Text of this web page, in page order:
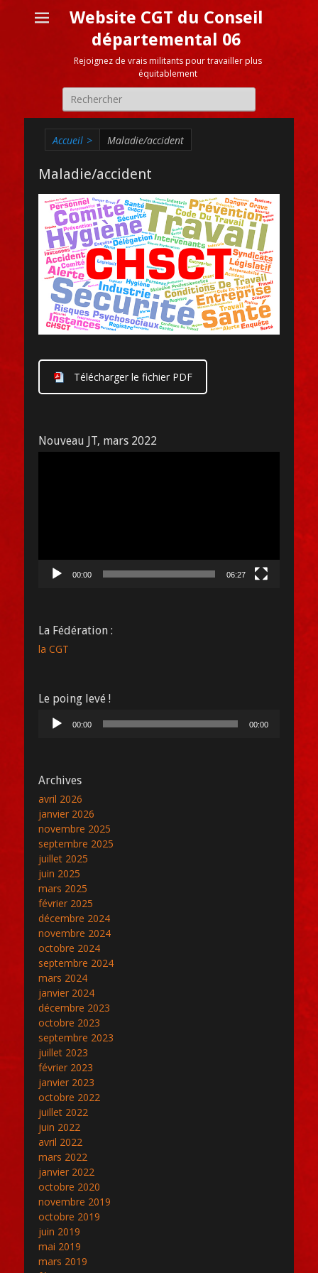
Website CGT du Conseil
départemental 06
Rejoignez de vrais militants pour travailler plus
équitablement
Recherche
pour:
Accueil > Maladie/accident
Maladie/accident
Télécharger le fichier PDF
Nouveau JT, mars 2022
00:00 06:27
La Fédération :
la CGT
Le poing levé !
Lecteur
audio
00:00 00:00
Archives
avril 2026
janvier 2026
novembre 2025
septembre 2025
juillet 2025
juin 2025
mars 2025
février 2025
décembre 2024
novembre 2024
octobre 2024
septembre 2024
mars 2024
janvier 2024
décembre 2023
octobre 2023
septembre 2023
juillet 2023
février 2023
janvier 2023
octobre 2022
juillet 2022
juin 2022
avril 2022
mars 2022
janvier 2022
octobre 2020
novembre 2019
octobre 2019
juin 2019
mai 2019
mars 2019